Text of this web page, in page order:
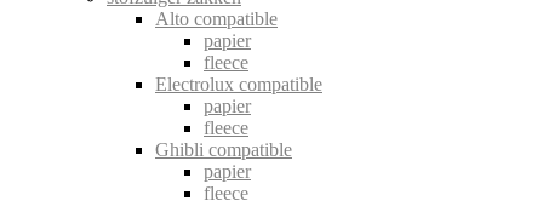
Alto compatible
papier
fleece
Electrolux compatible
papier
fleece
Ghibli compatible
papier
fleece